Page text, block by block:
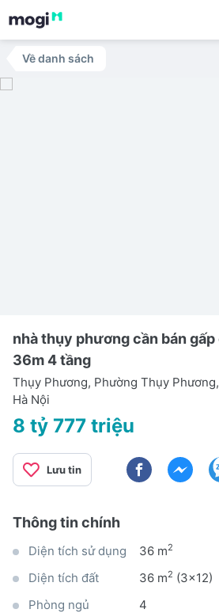
Về danh sách
nhà thụy phương cần bán
36m 4 tầng
Thụy Phương, Phường Thụy
Hà Nội
8 tỷ 777 triệu
Lưu tin
Thông tin chính
Diện tích sử dụng 36 m2
Diện tích đất 36 m2 (3x12)
Phòng ngủ
4